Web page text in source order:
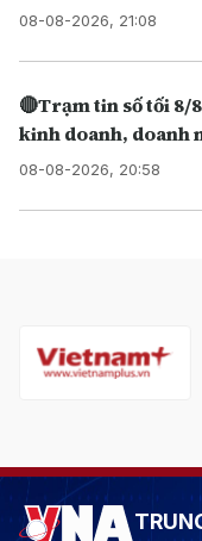
08-08-2026, 21:08
🔴Trạm tin số tối 8/
kinh doanh, doanh
08-08-2026, 20:58